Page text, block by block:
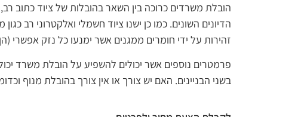
הובלת משרדים כרוכה בין השאר בהובלות של ציוד כתוב
הדיונים השונים. כמו כן ישנו ציוד חשמלי ואלקטרוני רב
זהירות על ידי חומרים ממגנים אשר ימנעו כל נזק אפשרי
פרמטרים נוספים אשר יכולים להשפיע על הובלת משרד
בשני הבניינים. האם יש צורך או אין צורך בהובלת מנוף